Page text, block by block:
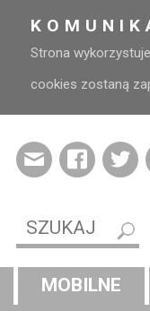
Strona
cookies zostaną
MOBILNE